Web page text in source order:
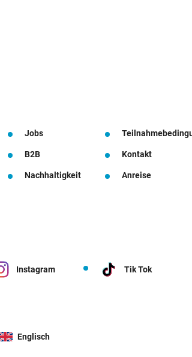
Jobs
B2B Kontakt
Nachhaltigkeit Anreise
Instagram Tik Tok
Englisch